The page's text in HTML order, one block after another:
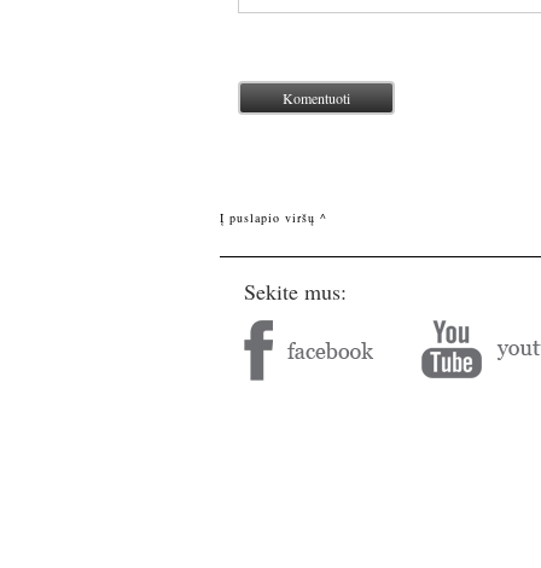
Į puslapio viršų ^
Sekite mus: